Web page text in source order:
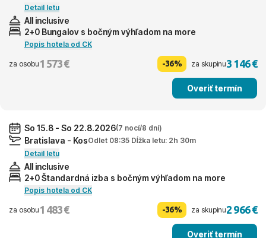
Detail letu
All inclusive
2+0 Bungalov s bočným výhľadom na more
Popis hotela od CK
za osobu 1 573 € -36% za skupinu3 146 €
Overiť termín
So 15.8 - So 22.8.2026(7 nocí/8 dní)
Bratislava - KosOdlet 08:35 Dĺžka letu: 2h 30m
Detail letu
All inclusive
2+0 Štandardná izba s bočným výhľadom na more
Popis hotela od CK
za osobu 1 483 € -36% za skupinu2 966 €
Overiť termín